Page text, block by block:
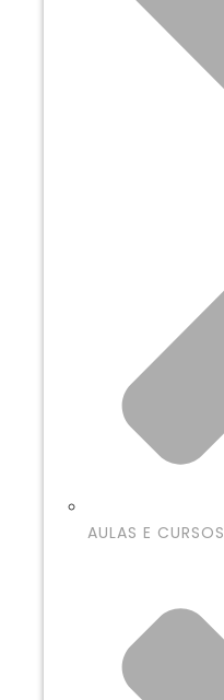
AULAS E CURSOS